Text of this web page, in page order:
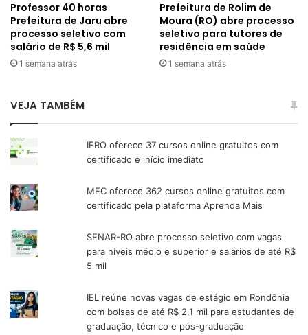
Professor 40 horas
Prefeitura de Jaru abre
processo seletivo com
salário de R$ 5,6 mil
1 semana atrás
Prefeitura de Rolim de
Moura (RO) abre processo
seletivo para tutores de
residência em saúde
1 semana atrás
VEJA TAMBÉM
IFRO oferece 37 cursos online gratuitos com
certificado e início imediato
MEC oferece 362 cursos online gratuitos com
certificado pela plataforma Aprenda Mais
SENAR-RO abre processo seletivo com vagas
para níveis médio e superior e salários de até R$
5 mil
IEL reúne novas vagas de estágio em Rondônia
com bolsas de até R$ 2,1 mil para estudantes de
graduação, técnico e pós-graduação